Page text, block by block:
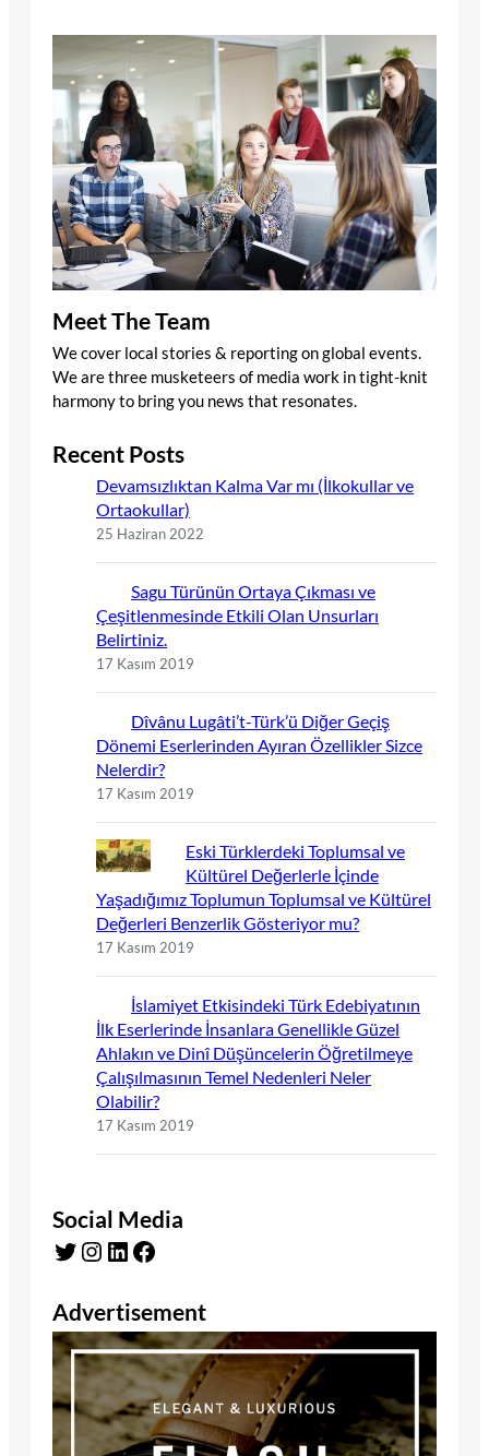
Meet The Team
We cover local stories & reporting on global events.
We are three musketeers of media work in tight-knit
harmony to bring you news that resonates.
Recent Posts
Devamsızlıktan Kalma Var mı (İlkokullar ve
Ortaokullar)
25 Haziran 2022
Sagu Türünün Ortaya Çıkması ve
Çeşitlenmesinde Etkili Olan Unsurları
Belirtiniz.
17 Kasım 2019
Dîvânu Lugâti’t-Türk’ü Diğer Geçiş
Dönemi Eserlerinden Ayıran Özellikler Sizce
Nelerdir?
17 Kasım 2019
Eski Türklerdeki Toplumsal ve
Kültürel Değerlerle İçinde
Yaşadığımız Toplumun Toplumsal ve Kültürel
Değerleri Benzerlik Gösteriyor mu?
17 Kasım 2019
İslamiyet Etkisindeki Türk Edebiyatının
İlk Eserlerinde İnsanlara Genellikle Güzel
Ahlakın ve Dinî Düşüncelerin Öğretilmeye
Çalışılmasının Temel Nedenleri Neler
Olabilir?
17 Kasım 2019
Social Media
Twitter Instagram LinkedIn Facebook
Advertisement